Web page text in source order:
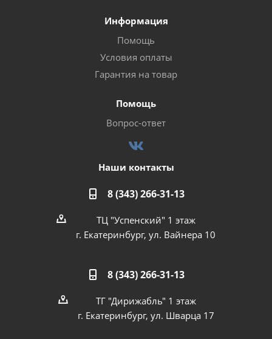
Информация
Помощь
Условия оплаты
Гарантия на товар
Помощь
Вопрос-ответ
Наши контакты
8 (343) 266-31-13
ТЦ "Успенский" 1 этаж
г. Екатеринбург, ул. Вайнера 10
8 (343) 266-31-13
ТГ "Дирижабль" 1 этаж
г. Екатеринбург, ул. Шварца 17